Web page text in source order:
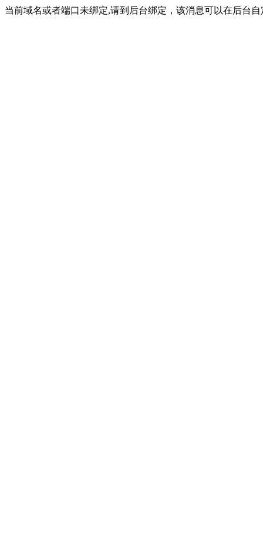
当前域名或者端口未绑定,请到后台绑定，该消息可以在后台自